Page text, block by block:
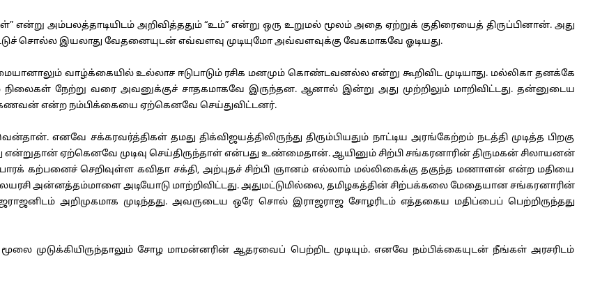
அம்பலத்தாடியிடம் அறிவித்ததும் “உம்” என்று ஒரு உறுமல் மூலம் அதை ஏற்றுக் குதிரையைத் திருப்பினான். அது
சொல்ல இயலாது வேதனையுடன் எவ்வளவு முடியுமோ அவ்வளவுக்கு வேகமாகவே ஓடியது.
வாழ்க்கையில் உல்லாச ஈடுபாடும் ரசிக மனமும் கொண்டவனல்ல என்று கூறிவிட முடியாது. மல்லிகா தனக்கே
நேற்று வரை அவனுக்குச் சாதகமாகவே இருந்தன. ஆனால் இன்று அது முற்றிலும் மாறிவிட்டது. தன்னுடைய
என்ற நம்பிக்கையை ஏற்கெனவே செய்துவிட்டனர்.
சக்கரவர்த்திகள் தமது திக்விஜயத்திலிருந்து திரும்பியதும் நாட்டிய அரங்கேற்றம் நடத்தி முடித்த பிறகு
ஏற்கெனவே முடிவு செய்திருந்தாள் என்பது உண்மைதான். ஆயினும் சிற்பி சங்கரனாரின் திருமகன் சிலாயனன்
கற்பனைச் செறிவுள்ள கவிதா சக்தி, அற்புதச் சிற்பி ஞானம் எல்லாம் மல்லிகைக்கு தகுந்த மணாளன் என்ற மதியை
அன்னத்தம்மாளை அடியோடு மாற்றிவிட்டது. அதுமட்டுமில்லை, தமிழகத்தின் சிற்பக்கலை மேதையான சங்கரனாரின்
அறிமுகமாக முடிந்தது. அவருடைய ஒரே சொல் இராஜராஜ சோழரிடம் எத்தகைய மதிப்பைப் பெற்றிருந்தது
முடுக்கியிருந்தாலும் சோழ மாமன்னரின் ஆதரவைப் பெற்றிட முடியும். எனவே நம்பிக்கையுடன் நீங்கள் அரசரிடம்